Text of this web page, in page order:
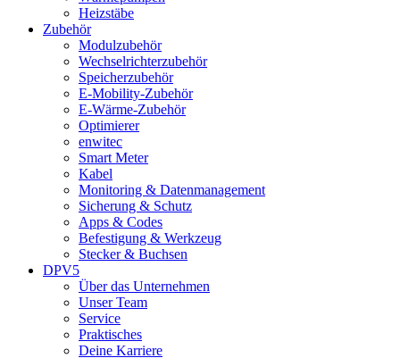
Heizstäbe
Zubehör
Modulzubehör
Wechselrichterzubehör
Speicherzubehör
E-Mobility-Zubehör
E-Wärme-Zubehör
Optimierer
enwitec
Smart Meter
Kabel
Monitoring & Datenmanagement
Sicherung & Schutz
Apps & Codes
Befestigung & Werkzeug
Stecker & Buchsen
DPV5
Über das Unternehmen
Unser Team
Service
Praktisches
Deine Karriere